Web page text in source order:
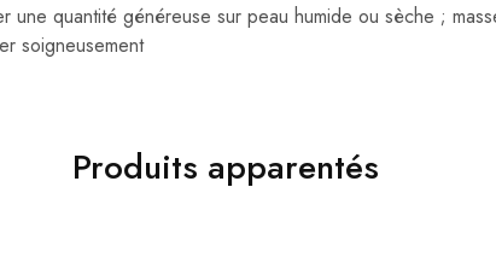
une quantité généreuse sur peau humide ou sèche ;
soigneusement
Produits apparentés